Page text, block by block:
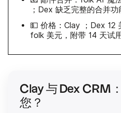
；Dex 缺乏完整的合并功
💵 价格：Clay ；Dex 12
folk 美元，附带 14 天试用
Clay 与 Dex CRM
您？